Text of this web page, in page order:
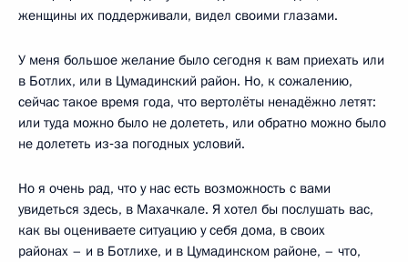
женщины их поддерживали, видел своими глазами.
У меня большое желание было сегодня к вам приехать или
в Ботлих, или в Цумадинский район. Но, к сожалению,
сейчас такое время года, что вертолёты ненадёжно летят:
или туда можно было не долететь, или обратно можно было
не долететь из‑за погодных условий.
Но я очень рад, что у нас есть возможность с вами
увидеться здесь, в Махачкале. Я хотел бы послушать вас,
как вы оцениваете ситуацию у себя дома, в своих
районах – и в Ботлихе, и в Цумадинском районе, – что,